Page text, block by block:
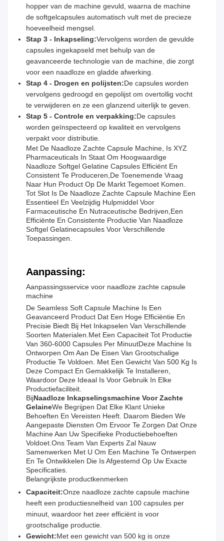
hopper van de machine gevuld, waarna de machine
de softgelcapsules automatisch vult met de precieze
hoeveelheid mengsel.
Stap 3 - Inkapseling:Vervolgens worden de gevulde
capsules ingekapseld met behulp van de
geavanceerde technologie van de machine, die zorgt
voor een naadloze en gladde afwerking.
Stap 4 - Drogen en polijsten:De capsules worden
vervolgens gedroogd en gepolijst om overtollig vocht
te verwijderen en ze een glanzend uiterlijk te geven.
Stap 5 - Controle en verpakking:De capsules
worden geïnspecteerd op kwaliteit en vervolgens
verpakt voor distributie.
Met De Naadloze Zachte Capsule Machine, Is XYZ
Pharmaceuticals In Staat Om Hoogwaardige
Naadloze Softgel Gelatine Capsules Efficiënt En
Consistent Te Produceren,de Toenemende Vraag
Naar Hun Product Op De Markt Tegemoet Komen.
Tot Slot Is De Naadloze Zachte Capsule Machine Een
Essentieel En Veelzijdig Hulpmiddel Voor
Farmaceutische En Nutraceutische Bedrijven,een
Efficiënte En Consistente Productie Van Naadloze
Softgel Gelatinecapsules Voor Verschillende
Toepassingen.
Aanpassing:
Aanpassingsservice voor naadloze zachte capsule
machine
De Seamless Soft Capsule Machine Is Een
Geavanceerd Product Dat Een Hoge Efficiëntie En
Precisie Biedt Bij Het Inkapselen Van Verschillende
Soorten Materialen.met Een Capaciteit Tot Productie
Van 360-6000 Capsules Per MinuutDeze Machine Is
Ontworpen Om Aan De Eisen Van Grootschalige
Productie Te Voldoen. Met Een Gewicht Van 500 Kg Is
Deze Compact En Gemakkelijk Te Installeren,
Waardoor Deze Ideaal Is Voor Gebruik In Elke
Productiefaciliteit.
BijNaadloze Inkapselingsmachine Voor Zachte
GelaineWe Begrijpen Dat Elke Klant Unieke
Behoeften En Vereisten Heeft. Daarom Bieden We
Aangepaste Diensten Om Ervoor Te Zorgen Dat Onze
Machine Aan Uw Specifieke Productiebehoeften
Voldoet.Ons Team Van Experts Zal Nauw
Samenwerken Met U Om Een Machine Te Ontwerpen
En Te Ontwikkelen Die Is Afgestemd Op Uw Exacte
Specificaties.
Belangrijkste productkenmerken
Capaciteit:Onze naadloze zachte capsule machine
heeft een productiesnelheid van 100 capsules per
minuut, waardoor het zeer efficiënt is voor
grootschalige productie.
Gewicht:Met een gewicht van 500 kg is onze